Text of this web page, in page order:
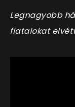
Legnagyobb
fiatalokat